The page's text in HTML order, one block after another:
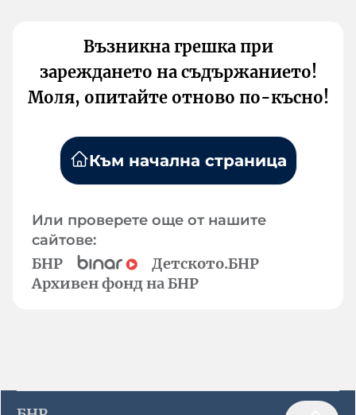
Възникна грешка при
зареждането на съдържанието!
Моля, опитайте отново по-късно!
Към начална страница
Или проверете още от нашите
сайтове:
БНР
Детското.БНР
Архивен фонд на БНР